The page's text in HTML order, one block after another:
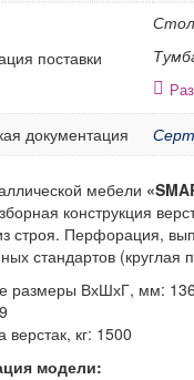
поставки
документация
мебели
конструкция
строя. Перфорация,
стандартов
размеры ВхШхГ, мм:
верстак, кг: 1500
модели: